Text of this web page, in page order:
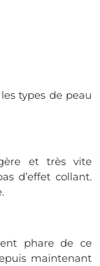
types de peau
et très vite
d’effet collant.
phare de ce
maintenant